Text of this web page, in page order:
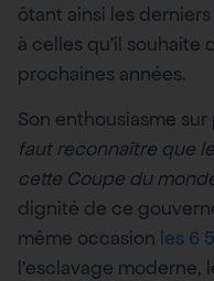
ôtant ainsi les
à celles qu’il souhaite
prochaines années.
Son enthousiasme
faut reconnaître que
cette Coupe du
dignité de ce
même occasion les 6
l’esclavage moderne,